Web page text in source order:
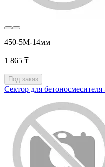
450-5М-14мм
1 865 ₸
Под заказ
Сектор для